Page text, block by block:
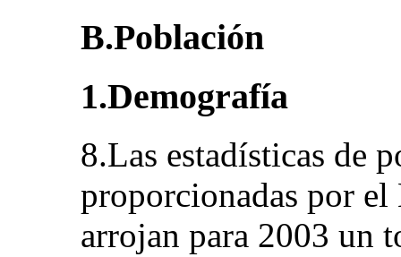
B.Población
1.Demografía
8.Las estadísticas de
proporcionadas por
arrojan para 2003 un